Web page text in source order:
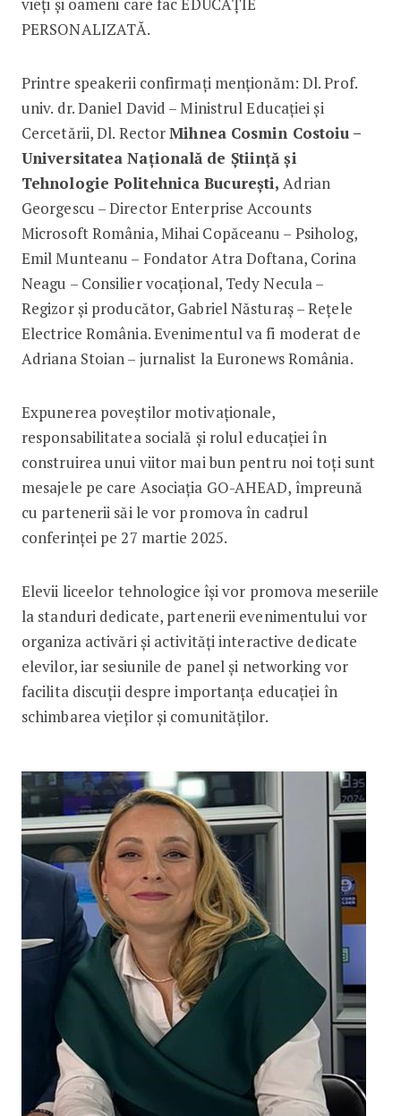
PERSONALIZATĂ.
Printre speakerii confirmați menționăm: Dl. Prof.
univ. dr. Daniel David – Ministrul Educației și
Cercetării, Dl. RectorMihnea Cosmin Costoiu –
Universitatea Națională de Știință și
Tehnologie Politehnica București,Adrian
Georgescu – Director Enterprise Accounts
Microsoft România, Mihai Copăceanu – Psiholog,
Emil Munteanu – Fondator Atra Doftana, Corina
Neagu – Consilier vocațional, Tedy Necula –
Regizor și producător, Gabriel Năsturaș – Rețele
Electrice România. Evenimentul va fi moderat de
Adriana Stoian – jurnalist la Euronews România.
Expunerea poveștilor motivaționale,
responsabilitatea socială și rolul educației în
construirea unui viitor mai bun pentru noi toți sunt
mesajele pe care Asociația GO-AHEAD, împreună
cu partenerii săi le vor promova în cadrul
conferinței pe 27 martie 2025.
Elevii liceelor tehnologice își vor promova meseriile
la standuri dedicate, partenerii evenimentului vor
organiza activări și activități interactive dedicate
elevilor, iar sesiunile de panel și networking vor
facilita discuții despre importanța educației în
schimbarea vieților și comunităților.